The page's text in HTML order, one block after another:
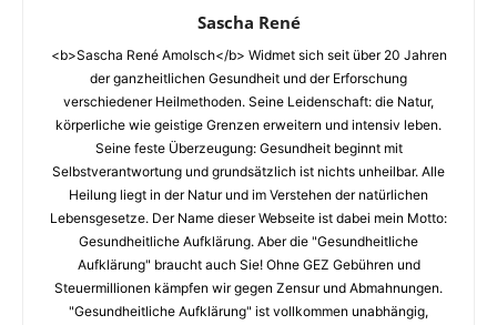
Sascha René
<b>Sascha René Amolsch</b> Widmet sich seit über 20 Jahren
der ganzheitlichen Gesundheit und der Erforschung
verschiedener Heilmethoden. Seine Leidenschaft: die Natur,
körperliche wie geistige Grenzen erweitern und intensiv leben.
Seine feste Überzeugung: Gesundheit beginnt mit
Selbstverantwortung und grundsätzlich ist nichts unheilbar. Alle
Heilung liegt in der Natur und im Verstehen der natürlichen
Lebensgesetze. Der Name dieser Webseite ist dabei mein Motto:
Gesundheitliche Aufklärung. Aber die "Gesundheitliche
Aufklärung" braucht auch Sie! Ohne GEZ Gebühren und
Steuermillionen kämpfen wir gegen Zensur und Abmahnungen.
"Gesundheitliche Aufklärung" ist vollkommen unabhängig,